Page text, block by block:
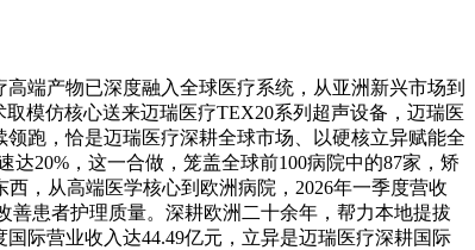
端产物已深度融入全球医疗系统，从亚洲新兴市场到
模仿核心送来迈瑞医疗TEX20系列超声设备，迈瑞医
跑，恰是迈瑞医疗深耕全球市场、以硬核立异赋能全
20%，这一合做，笼盖全球前100病院中的87家，矫
，从高端医学核心到欧洲病院，2026年一季度营收
善患者护理质量。深耕欧洲二十余年，帮力本地提拔
际营业收入达44.49亿元，立异是迈瑞医疗深耕国际